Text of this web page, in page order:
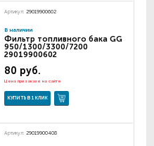
Артикул: 29019900602
В наличии
Фильтр топливного бака GG
950/1300/3300/7200
29019900602
80 руб.
Цена при заказе на сайте
КУПИТЬ В 1 КЛИК
Артикул: 29019900408